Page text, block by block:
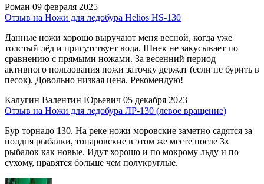
Роман 09 февраля 2025
Отзыв на Ножи для ледобура Helios HS-130
Данные ножи хорошо выручают меня весной, когда уже
толстый лёд и присутствует вода. Шнек не закусывает по
сравнению с прямыми ножами. За весенний период
активного пользования ножи заточку держат (если не бурить в
песок). Довольно низкая цена. Рекомендую!
Калугин Валентин Юрьевич 05 декабря 2023
Отзыв на Ножи для ледобура ЛР-130 (левое вращение)
Бур торнадо 130. На реке ножи моровские заметно садятся за
полдня рыбалки, тонаровские в этом же месте после 3х
рыбалок как новые. Идут хорошо и по мокрому льду и по
сухому, нравятся больше чем полукруглые.